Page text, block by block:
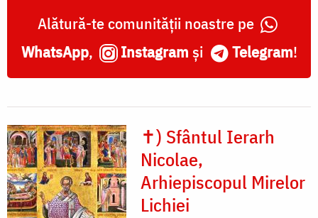
Alătură-te comunității noastre pe
WhatsApp, Instagram și Telegram!
✝) Sfântul Ierarh
Nicolae,
Arhiepiscopul Mirelor
Lichiei